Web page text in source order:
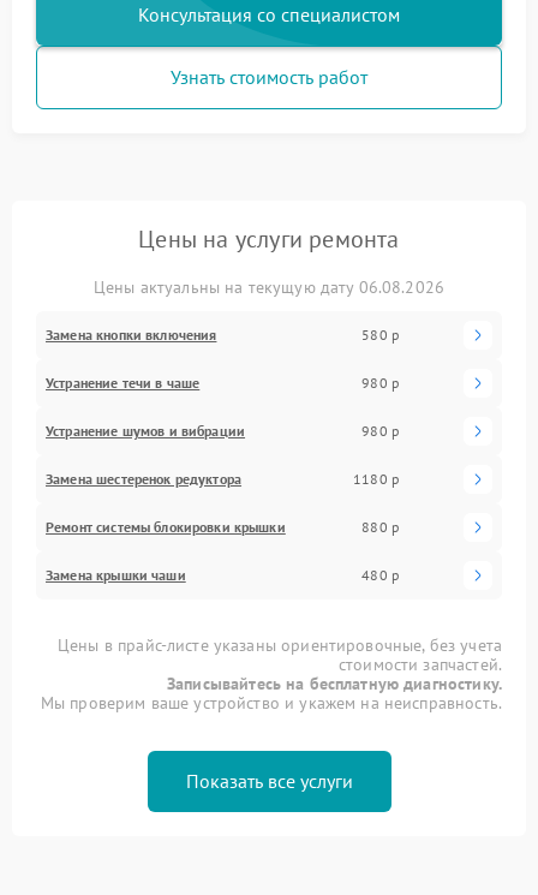
Консультация со специалистом
Узнать стоимость работ
Цены на услуги ремонта
Цены актуальны на текущую дату 06.08.2026
Замена кнопки включения 580 р
Устранение течи в чаше 980 р
Устранение шумов и вибрации 980 р
Замена шестеренок редуктора 1180 р
Ремонт системы блокировки крышки 880 р
Замена крышки чаши 480 р
Цены в прайс-листе указаны ориентировочные, без учета
стоимости запчастей.
Записывайтесь на бесплатную диагностику.
Мы проверим ваше устройство и укажем на неисправность.
Показать все услуги